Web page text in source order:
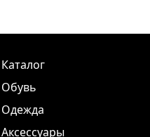
Каталог
Обувь
Одежда
Аксессуары